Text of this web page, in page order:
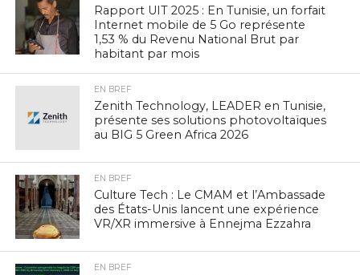
Rapport UIT 2025 : En Tunisie, un forfait
Internet mobile de 5 Go représente
1,53 % du Revenu National Brut par
habitant par mois
EN BREF
Zenith Technology, LEADER en Tunisie,
présente ses solutions photovoltaïques
au BIG 5 Green Africa 2026
EN BREF
Culture Tech : Le CMAM et l’Ambassade
des États-Unis lancent une expérience
VR/XR immersive à Ennejma Ezzahra
EN BREF